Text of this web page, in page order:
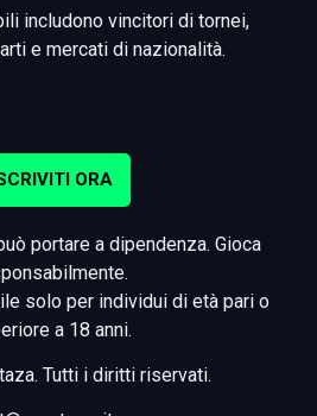
includono vincitori di tornei,
e mercati di nazionalità.
ORA
portare a dipendenza. Gioca
solo per individui di età pari o
a 18 anni.
Tutti i diritti riservati.